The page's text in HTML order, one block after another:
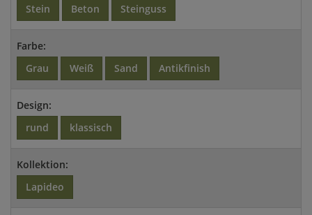
Stein
Beton Steinguss
Farbe:
Grau
Weiß Sand Antikfinish
Design:
rund
klassisch
Kollektion:
Lapideo